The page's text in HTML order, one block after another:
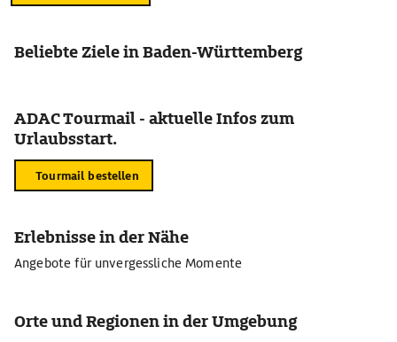
Beliebte Ziele in Baden-Württemberg
ADAC Tourmail - aktuelle Infos zum
Urlaubsstart.
Tourmail bestellen
Erlebnisse in der Nähe
Angebote für unvergessliche Momente
Orte und Regionen in der Umgebung